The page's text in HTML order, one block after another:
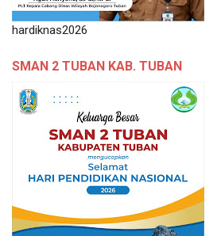
hardiknas2026
SMAN 2 TUBAN KAB. TUBAN